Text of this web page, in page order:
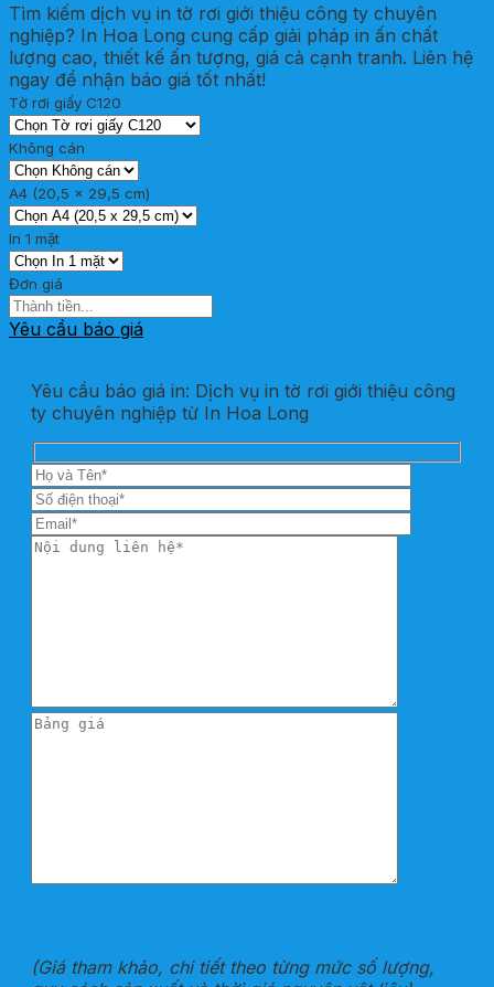
Tìm kiếm dịch vụ in tờ rơi giới thiệu công ty chuyên
nghiệp? In Hoa Long cung cấp giải pháp in ấn chất
lượng cao, thiết kế ấn tượng, giá cả cạnh tranh. Liên hệ
ngay để nhận báo giá tốt nhất!
Tờ rơi giấy C120
Không cán
A4 (20,5 x 29,5 cm)
In 1 mặt
Đơn giá
Yêu cầu báo giá
Yêu cầu báo giá in: Dịch vụ in tờ rơi giới thiệu công
ty chuyên nghiệp từ In Hoa Long
(Giá tham khảo, chi tiết theo từng mức số lượng,